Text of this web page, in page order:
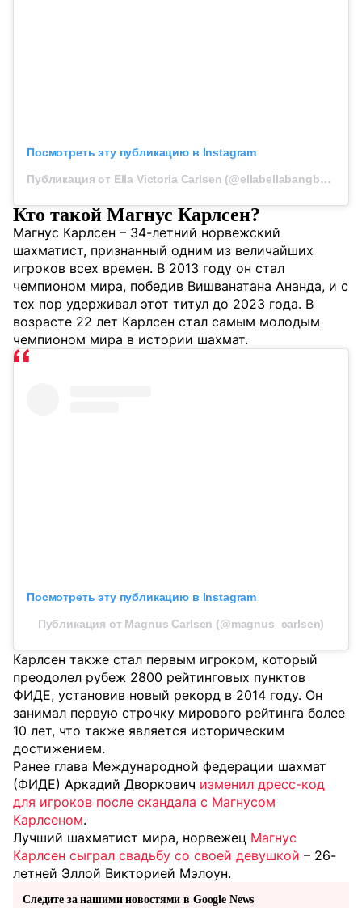
Посмотреть эту публикацию в Instagram
Публикация от Ella Victoria Carlsen (@ellabellabangbang)
Кто такой Магнус Карлсен?
Магнус Карлсен – 34-летний норвежский
шахматист, признанный одним из величайших
игроков всех времен. В 2013 году он стал
чемпионом мира, победив Вишванатана Ананда, и с
тех пор удерживал этот титул до 2023 года. В
возрасте 22 лет Карлсен стал самым молодым
чемпионом мира в истории шахмат.
Посмотреть эту публикацию в Instagram
Публикация от Magnus Carlsen (@magnus_carlsen)
Карлсен также стал первым игроком, который
преодолел рубеж 2800 рейтинговых пунктов
ФИДЕ, установив новый рекорд в 2014 году. Он
занимал первую строчку мирового рейтинга более
10 лет, что также является историческим
достижением.
Ранее глава Международной федерации шахмат
(ФИДЕ) Аркадий Дворкович изменил дресс-код
для игроков после скандала с Магнусом
Карлсеном.
Лучший шахматист мира, норвежец Магнус
Карлсен сыграл свадьбу со своей девушкой – 26-
летней Эллой Викторией Мэлоун.
Следите за нашими новостями в Google News